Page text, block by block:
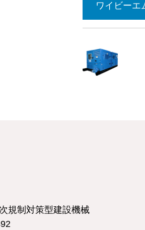
ワイビーエ
規制対策型建設機械